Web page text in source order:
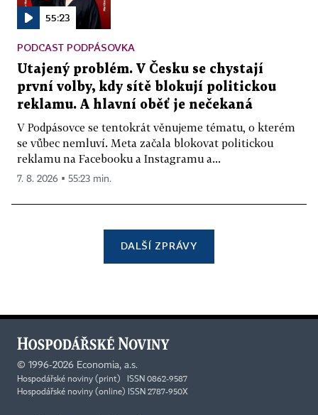
55:23
PODCAST PODPÁSOVKA
Utajený problém. V Česku se chystají
první volby, kdy sítě blokují politickou
reklamu. A hlavní oběť je nečekaná
V Podpásovce se tentokrát věnujeme tématu, o kterém
se vůbec nemluví. Meta začala blokovat politickou
reklamu na Facebooku a Instagramu a...
7. 8. 2026 ▪ 55:23 min.
DALŠÍ ZPRÁVY
© 1996-2026 Economia, a.s.
Hospodářské noviny (print) ISSN 0862-9587
Hospodářské noviny (online) ISSN 2787-950X